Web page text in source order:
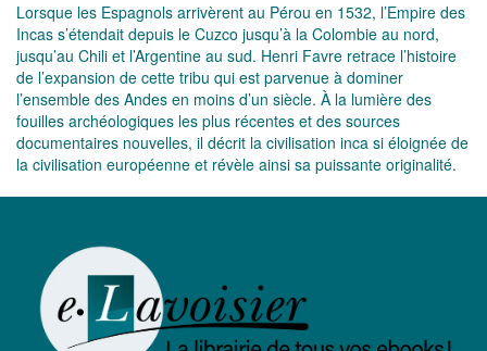
Lorsque les Espagnols arrivèrent au Pérou en 1532, l’Empire des
Incas s’étendait depuis le Cuzco jusqu’à la Colombie au nord,
jusqu’au Chili et l’Argentine au sud. Henri Favre retrace l’histoire
de l’expansion de cette tribu qui est parvenue à dominer
l’ensemble des Andes en moins d’un siècle. À la lumière des
fouilles archéologiques les plus récentes et des sources
documentaires nouvelles, il décrit la civilisation inca si éloignée de
la civilisation européenne et révèle ainsi sa puissante originalité.